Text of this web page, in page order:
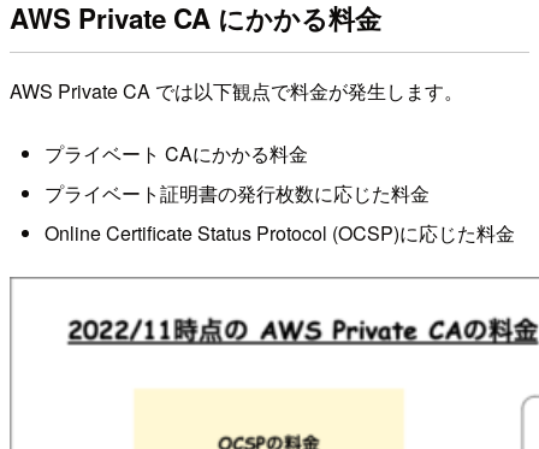
AWS Private CA にかかる料金
AWS Private CA では以下観点で料金が発生します。
プライベート CAにかかる料金
プライベート証明書の発行枚数に応じた料金
Online Certificate Status Protocol (OCSP)に応じた料金